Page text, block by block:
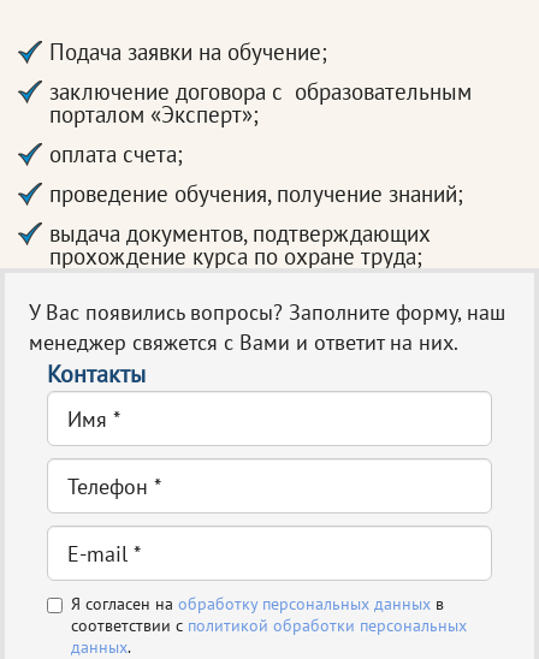
Подача заявки на обучение;
заключение договора с образовательным
порталом «Эксперт»;
оплата счета;
проведение обучения, получение знаний;
выдача документов, подтверждающих
прохождение курса по охране труда;
У Вас появились вопросы? Заполните форму, наш
менеджер свяжется с Вами и ответит на них.
Контакты
Я согласен на обработку персональных данных в
соответствии с политикой обработки персональных
данных.